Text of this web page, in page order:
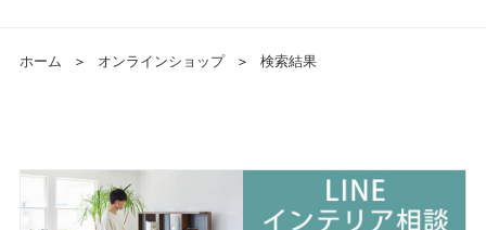
ホーム ＞ オンラインショップ ＞ 検索結果